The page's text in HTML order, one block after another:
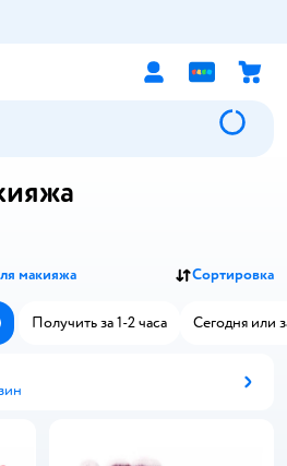
макияжа Сортировка
Получить за 1-2 часа Сегодня или